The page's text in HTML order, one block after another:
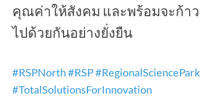
คุณค่าให้สังคม และพร้อมจะก้าว
ไปด้วยกันอย่างยั่งยืน
#RSPNorth#RSP#RegionalSciencePark
#TotalSolutionsForInnovation